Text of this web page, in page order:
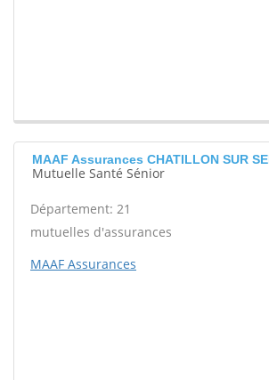
MAAF Assurances CHATILLON SUR
Mutuelle Santé Sénior
Département: 21
mutuelles d'assurances
MAAF Assurances